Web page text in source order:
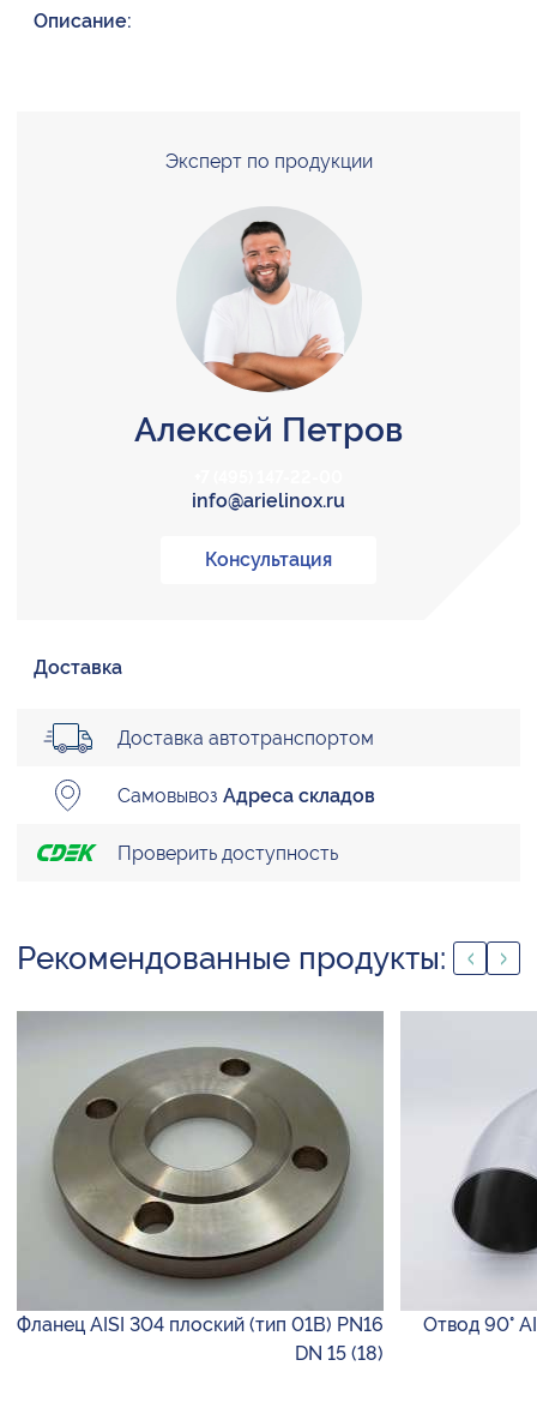
Описание:
Эксперт по продукции
Алексей Петров
info@arielinox.ru
Консультация
Доставка
Доставка автотранспортом
Самовывоз Адреса складов
Проверить доступность
Рекомендованные продукты:
Фланец AISI 304 плоский (тип 01B) PN16
DN 15 (18)
Отвод 90°